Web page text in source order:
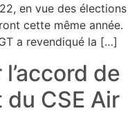
en vue des élections
cette même année.
a revendiqué la […]
de
CSE Air